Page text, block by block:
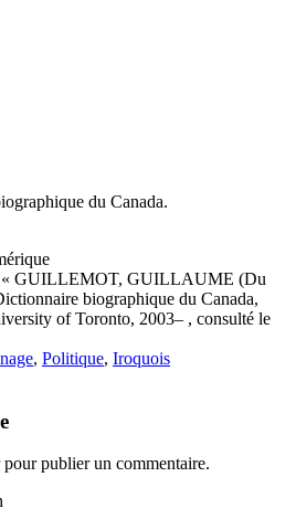
du Canada.
« GUILLEMOT, GUILLAUME (Du
biographique du Canada,
of Toronto, 2003– , consulté le
, Politique, Iroquois
pour publier un commentaire.